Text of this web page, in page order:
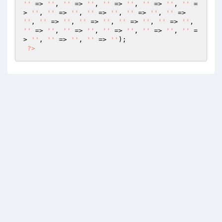
''
=> '' , '' => '' , '' => '' , '' => '' , ''
=
>
'' , '' => '' , '' => '' , '' => '' , ''
'' , '' => '' , '' => '' , '' => '' , '' => ''
''
=> '' , '' => '' , '' => '' , '' => '' , ''
=
>
'' , '' => '' , '' => '' );
?>